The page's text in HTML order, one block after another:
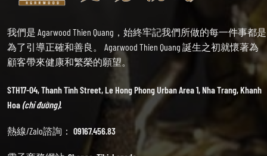
我們是 Agarwood Thien Quang，始終牢記我們所做的每一件事都是
為了引導正確和善良。 Agarwood Thien Quang 誕生之初就懷著為
顧客帶來健康和繁榮的願望。
STH17-04, Thanh Tinh Street, Le Hong Phong Urban Area 1, Nha Trang, Khanh
Hoa(chỉ đường).
熱線/Zalo諮詢： 09167.456.83